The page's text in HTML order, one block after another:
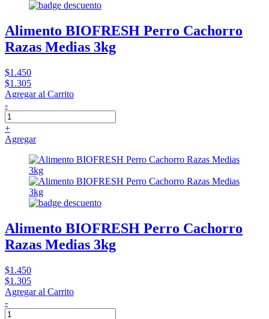
Alimento BIOFRESH Perro Cachorro
Razas Medias 3kg
$1.450
$1.305
Agregar al Carrito
-
+
Agregar
Alimento BIOFRESH Perro Cachorro
Razas Medias 3kg
$1.450
$1.305
Agregar al Carrito
-